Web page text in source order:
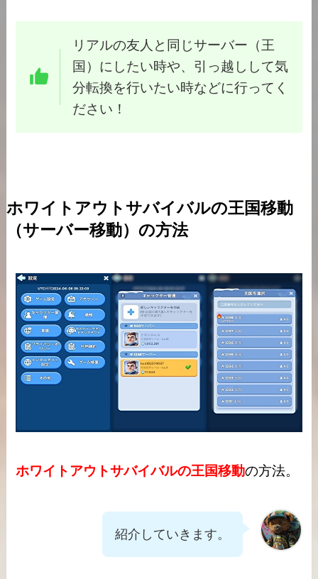
リアルの友人と同じサーバー（王
国）にしたい時や、引っ越しして気
分転換を行いたい時などに行ってく
ださい！
ホワイトアウトサバイバルの王国移動
（サーバー移動）の方法
ホワイトアウトサバイバルの王国移動の方法。
紹介していきます。